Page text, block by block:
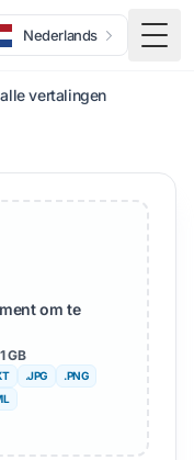
Nederlands
vertalingen
om te
1 GB
.JPG
.PNG